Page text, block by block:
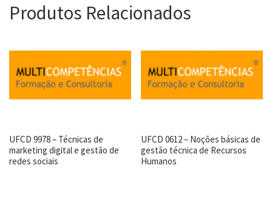
Produtos Relacionados
UFCD 9978 – Técnicas de
marketing digital e gestão de
redes sociais
UFCD 0612 – Noções básicas de
gestão técnica de Recursos
Humanos